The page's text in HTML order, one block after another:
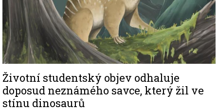
Životní studentský objev odhaluje
doposud neznámého savce, který žil ve
stínu dinosaurů